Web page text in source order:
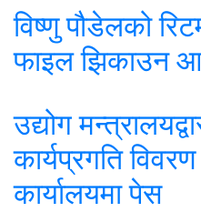
विष्णु पौडेलको
फाइल झिकाउन
उद्योग
कार्यप्रगति
कार्यालयमा पेस